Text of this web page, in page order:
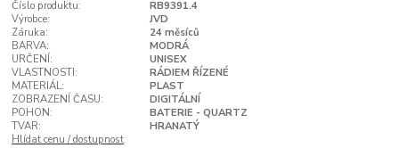
Číslo produktu:
RB9391.4
Výrobce:
JVD
Záruka:
24 měsíců
BARVA:
MODRÁ
URČENÍ:
UNISEX
VLASTNOSTI:
RÁDIEM ŘÍZENÉ
MATERIÁL:
PLAST
ZOBRAZENÍ ČASU:
DIGITÁLNÍ
POHON:
BATERIE - QUARTZ
TVAR:
HRANATÝ
Hlídat cenu / dostupnost